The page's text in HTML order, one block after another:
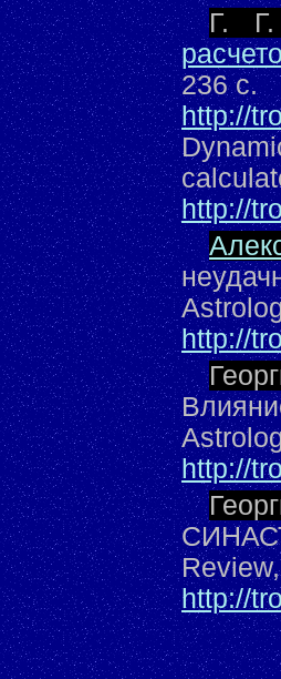
Г. Г.
236 с.
http://
http://
http://
http://
http://